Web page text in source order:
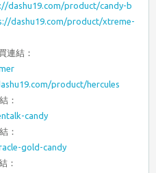
dashu19.com/product/candy-b
dashu19.com/product/xtreme-
連結：
product/hercules
：
candy
：
gold-candy
：